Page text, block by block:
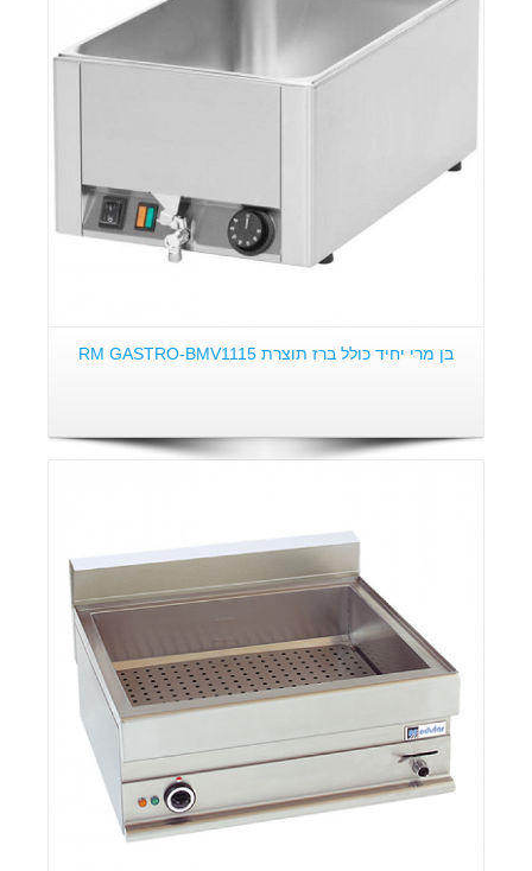
בן מרי יחיד כולל ברז תוצרת RM GASTRO-BMV1115
פרטים: